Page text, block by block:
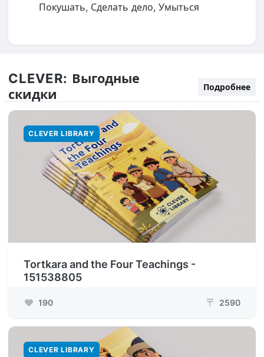
Покушать, Сделать дело, Умыться
CLEVER: Выгодные
скидки
Подробнее
CLEVER LIBRARY
Tortkara and the Four Teachings -
151538805
190 ₸ 2590
CLEVER LIBRARY